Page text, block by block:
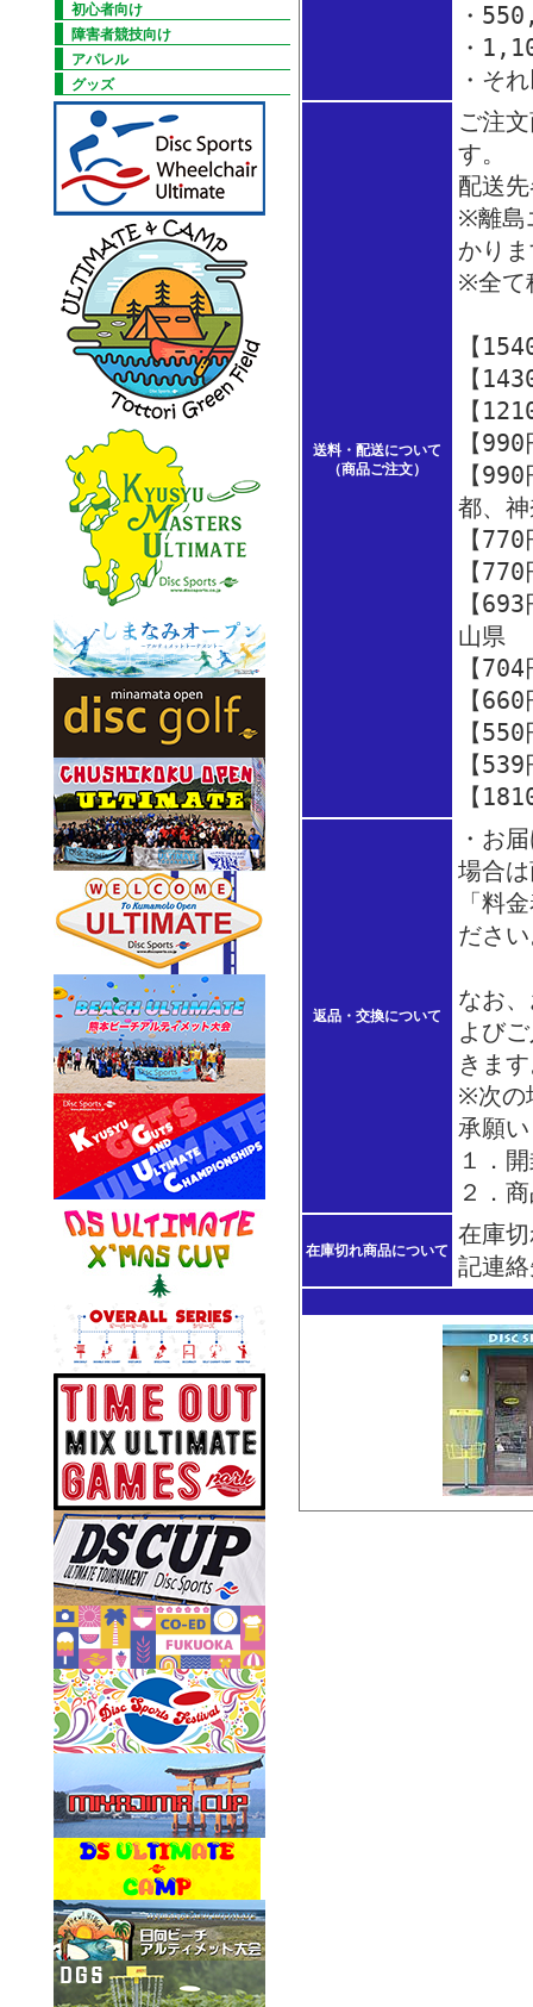
初心者向け
障害者競技向け
アパレル
グッズ
・
・
・そ
送料・配送について
（商品ご注文）
ご注
す。
配送
※離島
かり
※全て
【
【
【
【
【
都、
【
【
【
山県
【
【
【
【
【
返品・交換について
・お
場合
「料
ださ
なお
よび
きま
※次の
承願
１．
２．
在庫切れ商品について
在庫
記連